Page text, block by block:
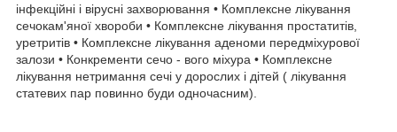
інфекційні і вірусні захворювання • Комплексне лікування
сечокам'яної хвороби • Комплексне лікування простатитів,
уретритів • Комплексне лікування аденоми передміхурової
залози • Конкременти сечо - вого міхура • Комплексне
лікування нетримання сечі у дорослих і дітей ( лікування
статевих пар повинно буди одночасним).